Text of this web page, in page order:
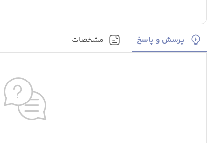
پرسش و پاسخ مشخصات